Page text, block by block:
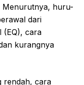
Menurutnya, huru-
dari
(EQ), cara
kurangnya
rendah, cara